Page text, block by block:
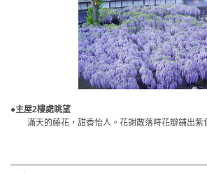
●主屋2樓處眺望
滿天的藤花，甜香怡人。花謝散落時花瓣鋪出紫